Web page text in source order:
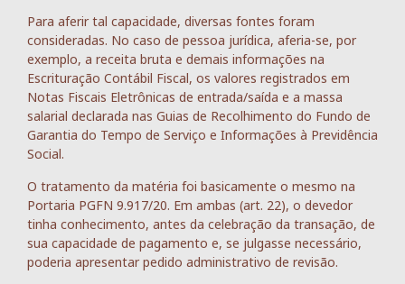
Para aferir tal capacidade, diversas fontes foram
consideradas. No caso de pessoa jurídica, aferia-se, por
exemplo, a receita bruta e demais informações na
Escrituração Contábil Fiscal, os valores registrados em
Notas Fiscais Eletrônicas de entrada/saída e a massa
salarial declarada nas Guias de Recolhimento do Fundo de
Garantia do Tempo de Serviço e Informações à Previdência
Social.
O tratamento da matéria foi basicamente o mesmo na
Portaria PGFN 9.917/20. Em ambas (art. 22), o devedor
tinha conhecimento, antes da celebração da transação, de
sua capacidade de pagamento e, se julgasse necessário,
poderia apresentar pedido administrativo de revisão.